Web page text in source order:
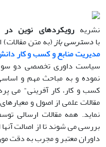
نشریه رویکردهای نوین در
بادسترسی باز(به متن
مدیریت منابع و کسب و کار
سیاست داوری تخصصی دو سو
نموده و به مباحث مهم و اساسی
کسب و کار، کار آفرینی" می
مقالات علمی از اصول و
نماید. همه مقالات ارسالی
بررسی می شوند تا از اصالت
داوران معتبر و مجرب به دقت